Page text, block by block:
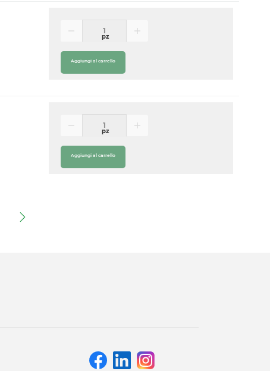
pz
Aggiungi al carrello
pz
Aggiungi al carrello